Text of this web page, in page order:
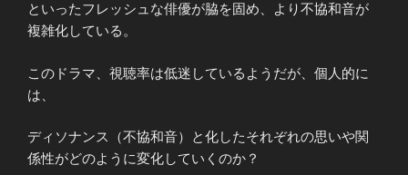
といったフレッシュな俳優が脇を固め、より不協和音が
複雑化している。
このドラマ、視聴率は低迷しているようだが、個人的に
は、
ディソナンス（不協和音）と化したそれぞれの思いや関
係性がどのように変化していくのか？